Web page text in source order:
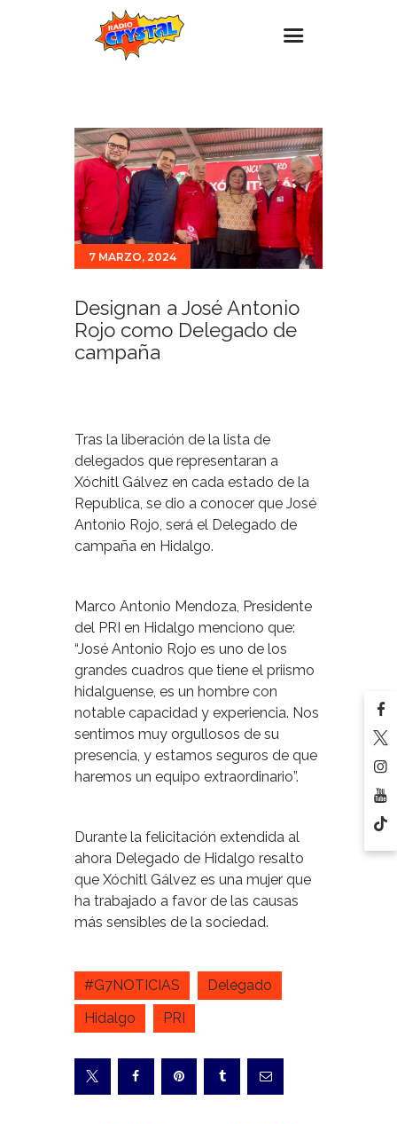
Estaciones
Eventos
Promociones
Noticias
Para ti
7 MARZO, 2024
Designan a José Antonio
Rojo como Delegado de
campaña
Tras la liberación de la lista de
delegados que representaran a
Xóchitl Gálvez en cada estado de la
Republica, se dio a conocer que José
Antonio Rojo, será el Delegado de
campaña en Hidalgo.
Marco Antonio Mendoza, Presidente
del PRI en Hidalgo menciono que:
“José Antonio Rojo es uno de los
grandes cuadros que tiene el priismo
hidalguense, es un hombre con
notable capacidad y experiencia. Nos
sentimos muy orgullosos de su
presencia, y estamos seguros de que
haremos un equipo extraordinario”.
Durante la felicitación extendida al
ahora Delegado de Hidalgo resalto
que Xóchitl Gálvez es una mujer que
ha trabajado a favor de las causas
más sensibles de la sociedad.
#G7NOTICIAS
Delegado
Hidalgo
PRI